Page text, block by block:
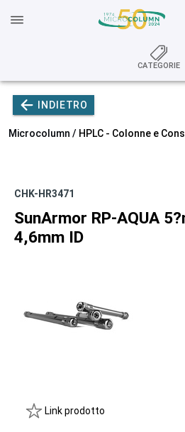
CATEGORIE
INDIETRO
Microcolumn / HPLC - Colonne e
CHK-HR3471
SunArmor RP-AQUA
4,6mm ID
Link prodotto